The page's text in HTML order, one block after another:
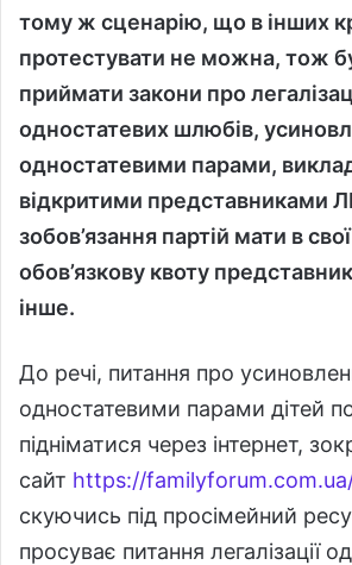
тому ж сценарію, що в інших
протестувати не можна, тож
приймати закони про
одностатевих шлюбів,
одностатевими парами,
відкритими представниками
зобов’язання партій мати в
обов’язкову квоту
інше.
До речі, питання про
одностатевими парами дітей
підніматися через інтернет,
сайт https://
скуючись під просімейний
просуває питання легалізації